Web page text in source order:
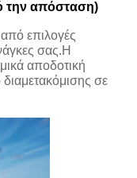
την απόσταση)
επιλογές
σας.Η
αποδοτική
σε